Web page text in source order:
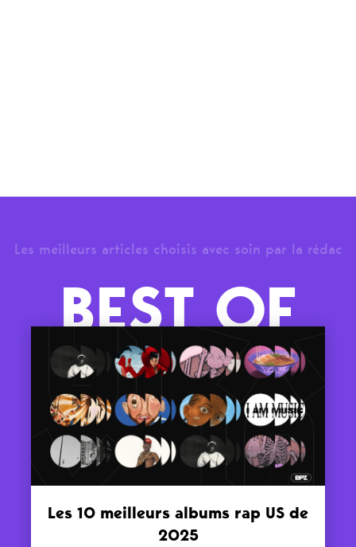
Les meilleurs articles choisis avec soin par la rédac
BEST OF
Les 10 meilleurs albums rap US de
2025